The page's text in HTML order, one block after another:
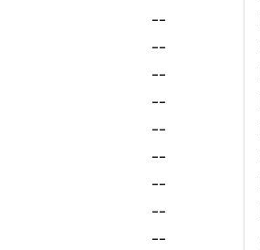
--
--
--
--
--
--
--
--
--